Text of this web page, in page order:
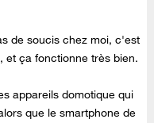
de soucis chez moi, c'est
et ça fonctionne très bien.
appareils domotique qui
que le smartphone de